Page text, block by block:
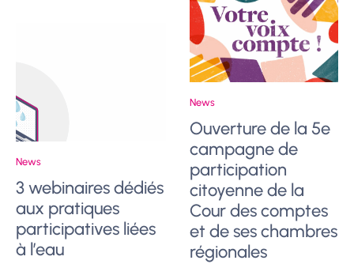
News
3 webinaires dédiés
aux pratiques
participatives liées
à l’eau
News
Ouverture de la 5e
campagne de
participation
citoyenne de la
Cour des comptes
et de ses chambres
régionales